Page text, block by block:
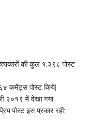
की कुल १,२९८ पोस्ट
कमेंट्स पोस्ट किये|
२०१९ में देखा गया
पोस्ट इस प्रकार रही: